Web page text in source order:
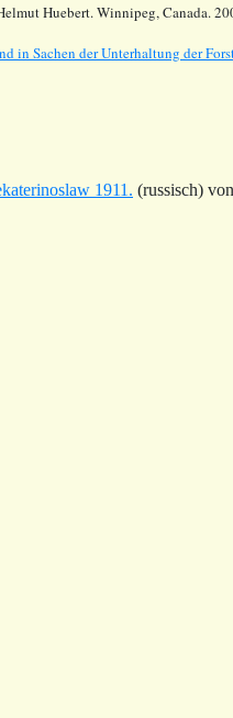
Huebert. Winnipeg, Canada.
in Sachen der Unterhaltung der
1911. (russisch)